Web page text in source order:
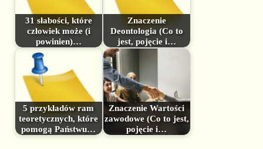
31 słabości, które
człowiek może (i
powinien)…
Znaczenie
Deontologia (Co to
jest, pojęcie i…
5 przykładów ram
teoretycznych, które
pomogą Państwu…
Znaczenie Wartości
zawodowe (Co to jest,
pojęcie i…